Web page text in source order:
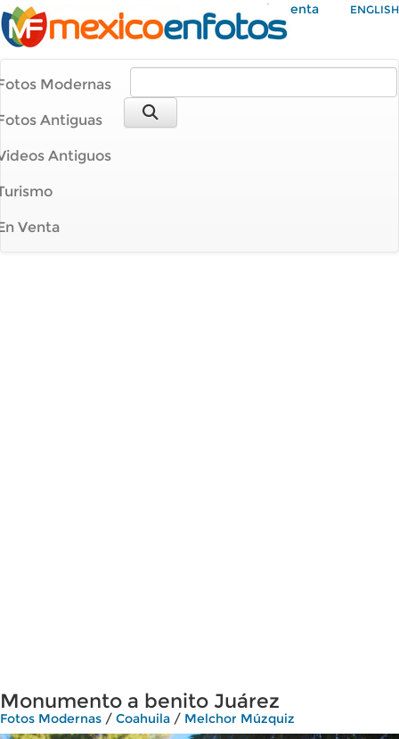
Mi Cuenta ENGLISH
Modernas
Antiguas
Antiguos
Venta
Monumento a benito Juárez
Fotos Modernas / Coahuila / Melchor Múzquiz